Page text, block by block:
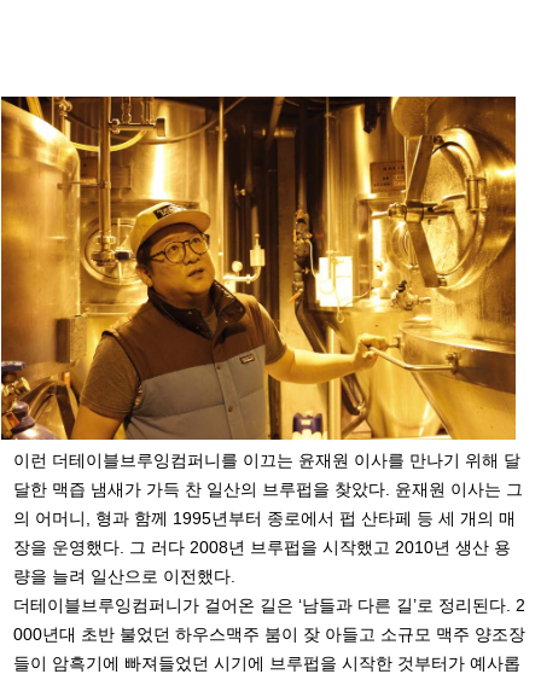
이런 더테이블브루잉컴퍼니를 이끄는 윤재원 이사를 만나기 위해 달
달한 맥즙 냄새가 가득 찬 일산의 브루펍을 찾았다. 윤재원 이사는 그
의 어머니, 형과 함께 1995년부터 종로에서 펍 산타페 등 세 개의 매
장을 운영했다. 그 러다 2008년 브루펍을 시작했고 2010년 생산 용
량을 늘려 일산으로 이전했다.
더테이블브루잉컴퍼니가 걸어온 길은 ‘남들과 다른 길’로 정리된다. 2
000년대 초반 불었던 하우스맥주 붐이 잦 아들고 소규모 맥주 양조장
들이 암흑기에 빠져들었던 시기에 브루펍을 시작한 것부터가 예사롭